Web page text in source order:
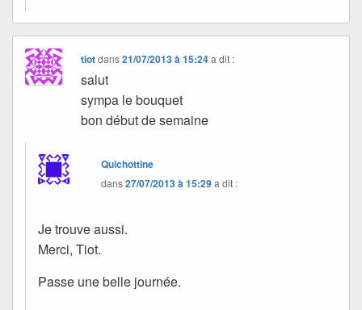
tiotdans21/07/2013 à 15:24 a dit :
salut
sympa le bouquet
bon début de semaine
Quichottine
dans27/07/2013 à 15:29a dit :
Je trouve aussi.
Merci, Tiot.
Passe une belle journée.